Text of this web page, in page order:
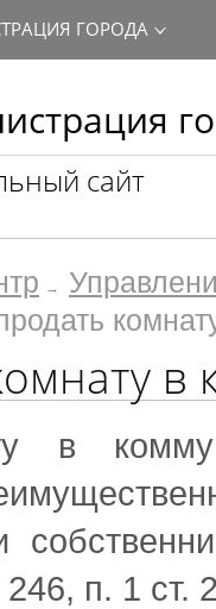
сайт
ГОРОДА
в
246, п. 1